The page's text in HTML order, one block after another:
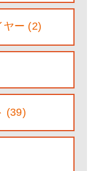
ヤー (2)
(39)